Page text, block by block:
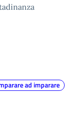
ad imparare